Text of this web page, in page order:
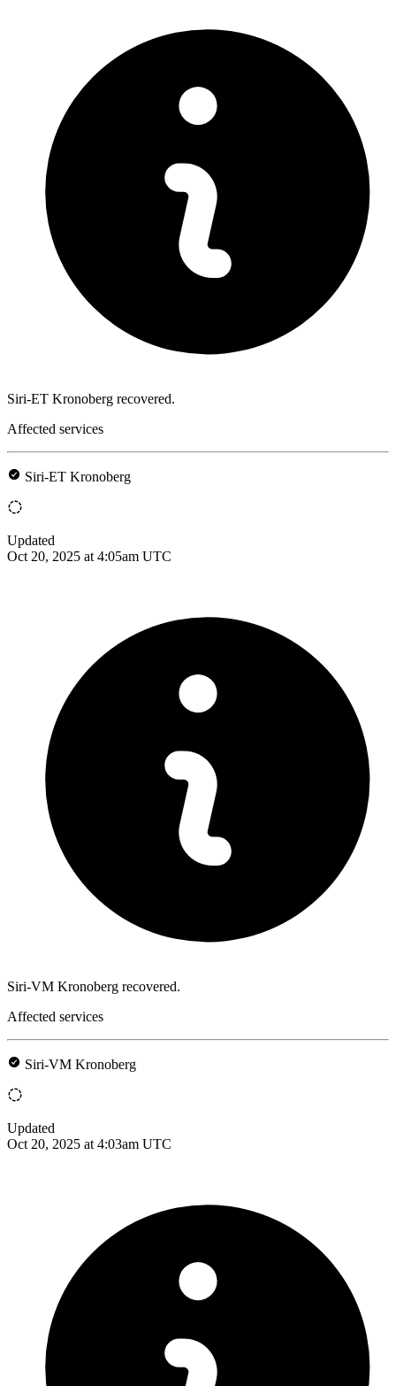
Siri-ET Kronoberg recovered.
Affected services
Siri-ET Kronoberg
Updated
Oct 20, 2025 at 4:05am UTC
Siri-VM Kronoberg recovered.
Affected services
Siri-VM Kronoberg
Updated
Oct 20, 2025 at 4:03am UTC